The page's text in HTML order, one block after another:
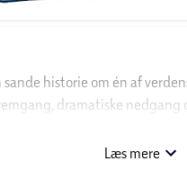
sande historie om én af
dramatiske
perspektiv ogLæs mere